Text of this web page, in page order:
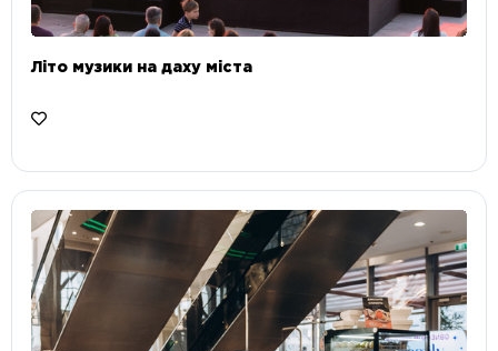
Літо музики на даху міста